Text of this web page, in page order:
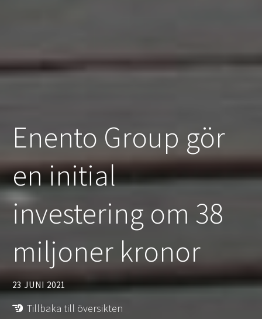
Enento Group gör
en initial
investering om 38
miljoner kronor
23 JUNI 2021
Tillbaka till översikten